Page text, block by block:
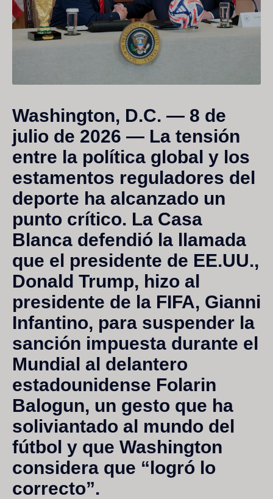
Washington, D.C. — 8 de
julio de 2026 — La tensión
entre la política global y los
estamentos reguladores del
deporte ha alcanzado un
punto crítico. La Casa
Blanca defendió la llamada
que el presidente de EE.UU.,
Donald Trump, hizo al
presidente de la FIFA, Gianni
Infantino, para suspender la
sanción impuesta durante el
Mundial al delantero
estadounidense Folarin
Balogun, un gesto que ha
soliviantado al mundo del
fútbol y que Washington
considera que “logró lo
correcto”.